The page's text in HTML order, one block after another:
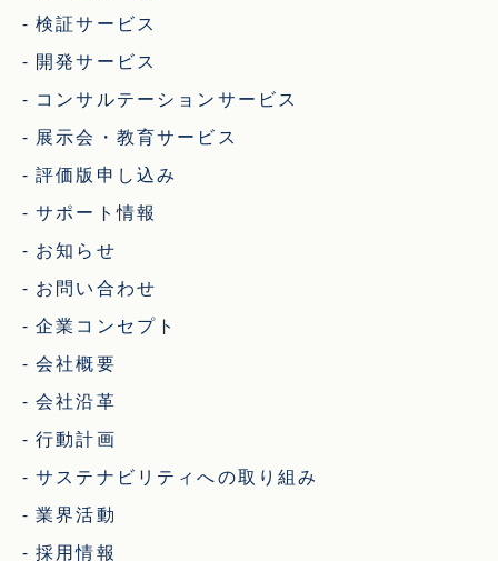
検証サービス
開発サービス
コンサルテーションサービス
展示会・教育サービス
評価版申し込み
サポート情報
お知らせ
お問い合わせ
企業コンセプト
会社概要
会社沿革
行動計画
サステナビリティへの取り組み
業界活動
採用情報